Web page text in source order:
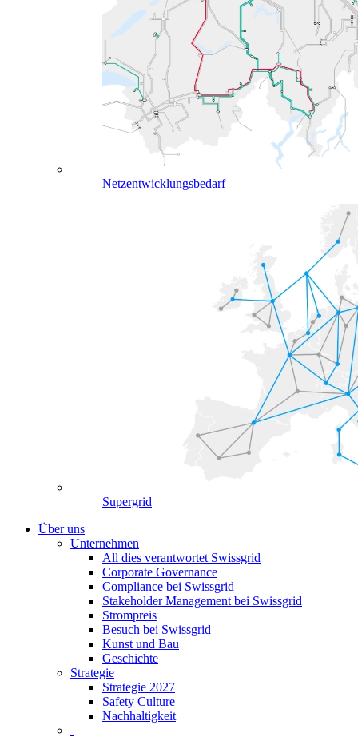
Netzentwicklungsbedarf
Supergrid
Über uns
Unternehmen
All dies verantwortet Swissgrid
Corporate Governance
Compliance bei Swissgrid
Stakeholder Management bei Swissgrid
Strompreis
Besuch bei Swissgrid
Kunst und Bau
Geschichte
Strategie
Strategie 2027
Safety Culture
Nachhaltigkeit